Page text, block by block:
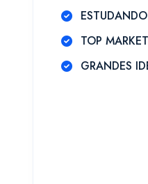
TOP
GRANDES